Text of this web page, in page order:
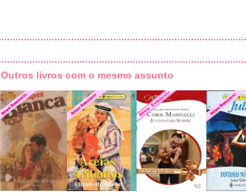
Outros livros com o mesmo assunto